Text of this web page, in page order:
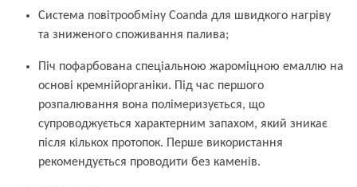
Система повітрообміну Coanda для швидкого нагріву
та зниженого споживання палива;
Піч пофарбована спеціальною жароміцною емаллю на
основі кремнійорганіки. Під час першого
розпалювання вона полімеризується, що
супроводжується характерним запахом, який зникає
після кількох протопок. Перше використання
рекомендується проводити без каменів.